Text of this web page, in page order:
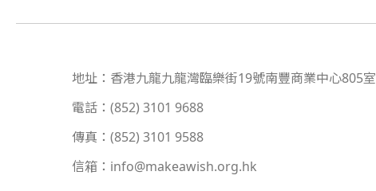
地址：香港九龍九龍灣臨樂街19號南豐商業中心805室
電話：(852) 3101 9688
傳真：(852) 3101 9588
信箱：info@makeawish.org.hk